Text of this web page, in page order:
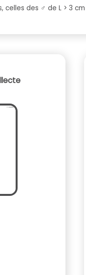
celles des ♂ de L > 3 cm